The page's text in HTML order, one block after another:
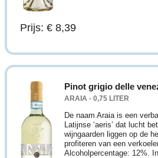
Prijs: € 8,39
Pinot grigio delle
ARAIA - 0,75 LITER
De naam Araia is een
Latijnse ‘aeris’ dat lucht
wijngaarden liggen op de
profiteren van een
Alcoholpercentage: 12%.